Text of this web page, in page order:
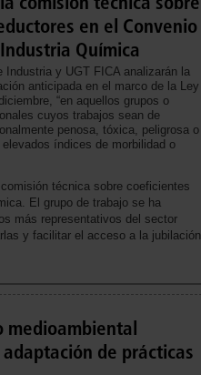
en el Convenio
Química
Industria y UGT FICA analizarán la
anticipada en el marco de la Ley
“en aquellos grupos o
cuyos trabajos sean de
penosa, tóxica, peligrosa o
índices de morbilidad o
técnica sobre coeficientes
El grupo de trabajo se ha
más representativos del sector
y facilitar el acceso a la jubilación
medioambiental
de prácticas